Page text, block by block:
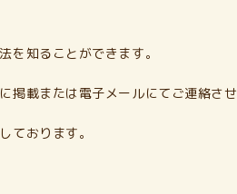
知ることができます。
掲載または電子メールにてご連絡させ
ております。